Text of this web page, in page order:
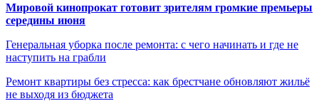
Мировой кинопрокат готовит зрителям громкие премьеры
середины июня
Генеральная уборка после ремонта: с чего начинать и где не
наступить на грабли
Ремонт квартиры без стресса: как брестчане обновляют жильё
не выходя из бюджета